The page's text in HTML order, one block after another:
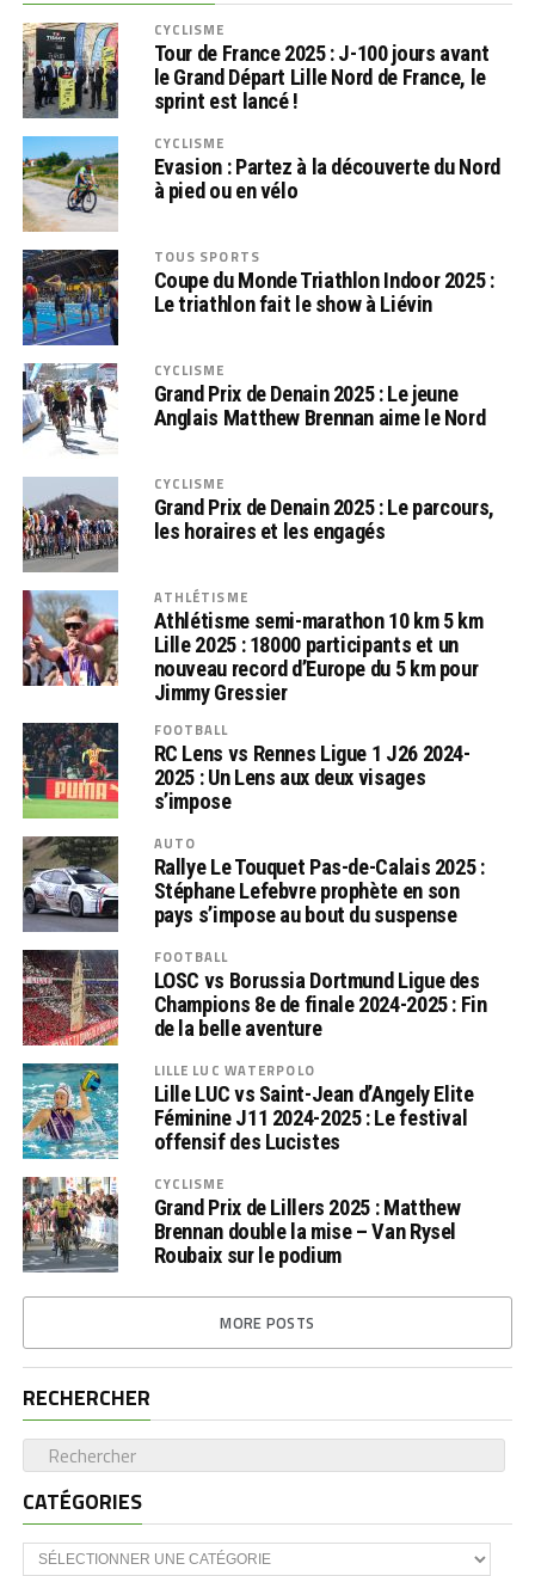
CYCLISME
Tour de France 2025 : J-100 jours avant
le Grand Départ Lille Nord de France, le
sprint est lancé !
CYCLISME
Evasion : Partez à la découverte du Nord
à pied ou en vélo
TOUS SPORTS
Coupe du Monde Triathlon Indoor 2025 :
Le triathlon fait le show à Liévin
CYCLISME
Grand Prix de Denain 2025 : Le jeune
Anglais Matthew Brennan aime le Nord
CYCLISME
Grand Prix de Denain 2025 : Le parcours,
les horaires et les engagés
ATHLÉTISME
Athlétisme semi-marathon 10 km 5 km
Lille 2025 : 18000 participants et un
nouveau record d’Europe du 5 km pour
Jimmy Gressier
FOOTBALL
RC Lens vs Rennes Ligue 1 J26 2024-
2025 : Un Lens aux deux visages
s’impose
AUTO
Rallye Le Touquet Pas-de-Calais 2025 :
Stéphane Lefebvre prophète en son
pays s’impose au bout du suspense
FOOTBALL
LOSC vs Borussia Dortmund Ligue des
Champions 8e de finale 2024-2025 : Fin
de la belle aventure
LILLE LUC WATERPOLO
Lille LUC vs Saint-Jean d’Angely Elite
Féminine J11 2024-2025 : Le festival
offensif des Lucistes
CYCLISME
Grand Prix de Lillers 2025 : Matthew
Brennan double la mise – Van Rysel
Roubaix sur le podium
MORE POSTS
RECHERCHER
CATÉGORIES
CATÉGORIES